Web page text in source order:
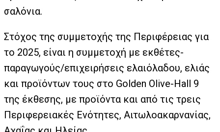
σαλόνια.
Στόχος της συμμετοχής της Περιφέρειας για
το 2025, είναι η συμμετοχή με εκθέτες-
παραγωγούς/επιχειρήσεις ελαιόλαδου, ελιάς
και προϊόντων τους στο Golden Olive-Hall 9
της έκθεσης, με προϊόντα και από τις τρεις
Περιφερειακές Ενότητες, Αιτωλοακαρνανίας,